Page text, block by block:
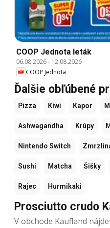
COOP Jednota leták
06.08.2026- 12.08.2026
COOP Jednota
Ďalšie obľúbené
Pizza Kiwi Kapor
Ashwagandha Krúpy
Nintendo Switch
Sushi Matcha Šišky
Rajec Hurmikaki
Prosciutto crudo
V obchode Kaufland